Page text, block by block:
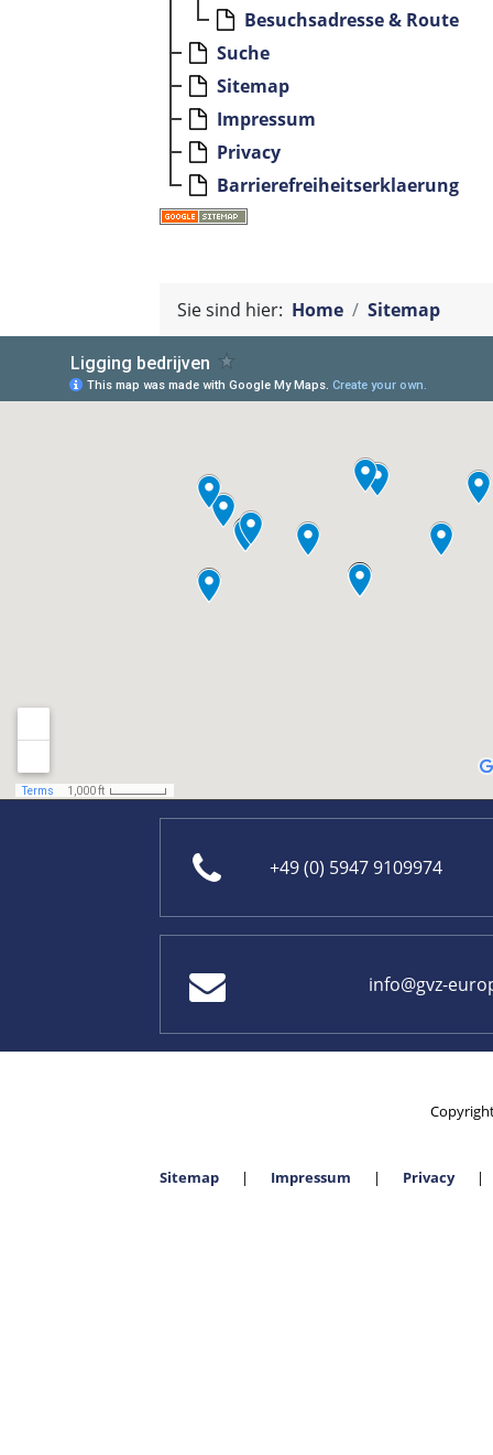
Besuchsadresse & Route
Suche
Sitemap
Impressum
Privacy
Barrierefreiheitserklaerung
Sie sind hier: Home Sitemap
+49 (0) 5947 9109974
info@gvz-
Sitemap Impressum Privacy